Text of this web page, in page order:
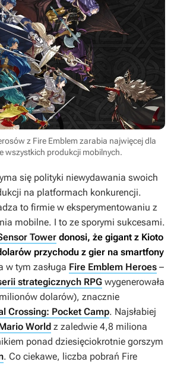
z Fire Emblem zarabia najwięcej dla
wszystkich produkcji mobilnych.
się polityki niewydawania swoich
na platformach konkurencji.
to firmie w eksperymentowaniu z
mobilne. I to ze sporymi sukcesami.
Tower donosi, że gigant z Kioto
przychodu z gier na smartfony
w tym zasługa Fire Emblem Heroes –
strategicznych RPG wygenerowała
dolarów), znacznie
Crossing: Pocket Camp. Najsłabiej
World z zaledwie 4,8 miliona
ponad dziesięciokrotnie gorszym
. Co ciekawe, liczba pobrań Fire